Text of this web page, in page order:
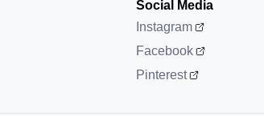
Social Media
Instagram
Facebook
Pinterest